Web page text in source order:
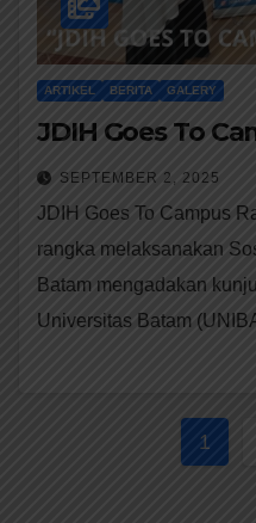
ARTIKEL BERITA GALERY
JDIH Goes To
SEPTEMBER 2, 2025
JDIH Goes To Campus
rangka melaksanakan
Batam mengadakan
Universitas Batam
1